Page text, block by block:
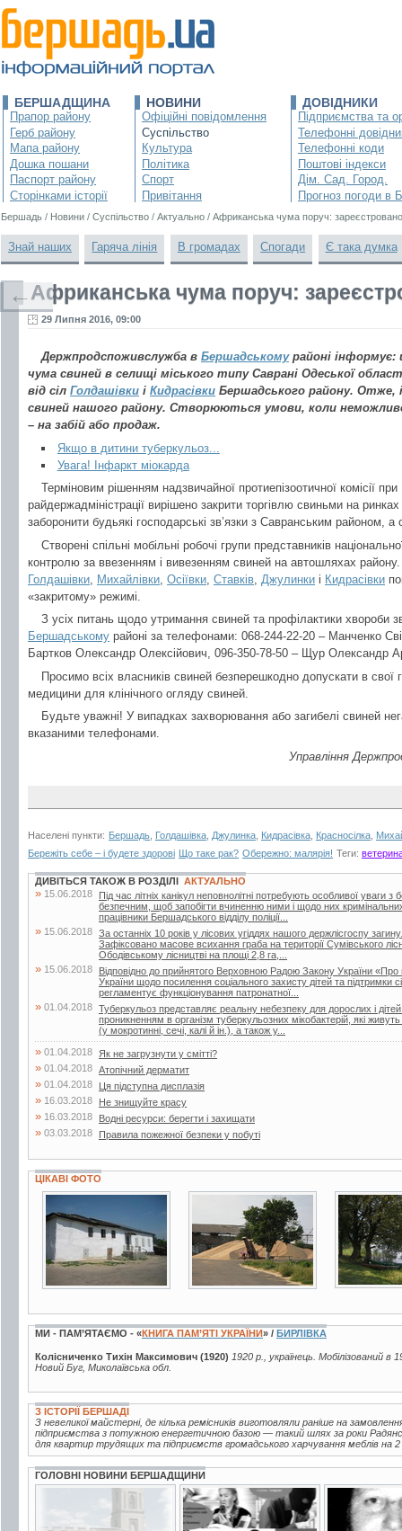
БЕРШАДЩИНА
Прапор району
Герб району
Мапа району
Дошка пошани
Паспорт району
Сторінками історії
НОВИНИ
Офіційні повідомлення
Суспільство
Культура
Політика
Спорт
Привітання
ДОВІДНИКИ
Підприємства та
Телефонні
Телефонні коди
Поштові індекси
Дім. Сад. Город.
Прогноз погоди в
Бершадь / Новини / Суспільство / Актуально / Африканська чума поруч:
Знай наших Гаряча лінія В громадах Спогади Є така думка
Африканська чума поруч:
29 Липня 2016, 09:00
Держпродспоживслужба в Бершадськомурайоні інформує:
чума свиней в селищі міського типу Саврані Одеської
від сіл Голдашівки і Кидрасівки Бершадського району. Отже,
свиней нашого району. Створюються умови, коли
– на забій або продаж.
Якщо в дитини туберкульоз...
Увага! Інфаркт міокарда
Терміновим рішенням надзвичайної протиепізоотичної комісії
райдержадміністрації вирішено закрити торгівлю свиньми на ринках
заборонити будьякі господарські зв’язки з Савранським районом, а
Створені спільні мобільні робочі групи представників
контролю за ввезенням і вивезенням свиней на автошляхах району.
Голдашівки
Михайлівки Осіївки Ставків Джулинки і Кидрасівки
«закритому» режимі.
З усіх питань щодо утримання свиней та профілактики хвороби
Бершадському районі за телефонами: 068-244-22-20 – Манченко
Бартков Олександр Олексійович, 096-350-78-50 – Щур Олександр
Просимо всіх власників свиней безперешкодно допускати в свої
медицини для клінічного огляду свиней.
Будьте уважні! У випадках захворювання або загибелі свиней
вказаними телефонами.
Управління
Населені пункти: Бершадь Голдашівка Джулинка Кидрасівка Красносілка
Бережіть себе – і будете здорові
Що таке рак? Обережно: малярія! Теги:
←
ДИВІТЬСЯ ТАКОЖ В РОЗДІЛІ АКТУАЛЬНО
» 15.06.2018
Під час літніх канікул неповнолітні потребують особливої уваги
безпечним, щоб запобігти вчиненню ними і щодо них
працівники Бершадського відділу поліції...
» 15.06.2018 За останніх 10 років у лісових угіддях нашого держлісгоспу
Зафіксовано масове всихання граба на території Сумівського
Ободівському лісництві на площі 2,8 га,...
» 15.06.2018
Відповідно до прийнятого Верховною Радою Закону України «Про
України щодо посилення соціального захисту дітей та підтримки
регламентує функціонування патронатної...
» 01.04.2018 Туберкульоз представляє реальну небезпеку для дорослих і
проникненням в організм туберкульозних мікобактерій, які
(у мокротинні, сечі, калі й ін.), а також у...
» 01.04.2018 Як не загрузнути у смітті?
» 01.04.2018 Атопічний дерматит
» 01.04.2018 Ця підступна дисплазія
» 16.03.2018 Не знищуйте красу
» 16.03.2018 Водні ресурси: берегти і захищати
» 03.03.2018 Правила пожежної безпеки у побуті
ЦІКАВІ ФОТО
25 фото
МИ - ПАМ’ЯТАЄМО - «КНИГА ПАМ’ЯТІ УКРАЇНИ» / БИРЛІВКА
Колісниченко Тихін Максимович (1920) 1920 р., українець. Мобілізований
Новий Буг, Миколаївська обл.
З ІСТОРІЇ БЕРШАДІ
З невеликої майстерні, де кілька ремісників виготовляли раніше на
підприємства з потужною енергетичною базою — такий шлях за роки
для квартир трудящих та підприємств громадського харчування меблів на
ГОЛОВНІ НОВИНИ БЕРШАДЩИНИ